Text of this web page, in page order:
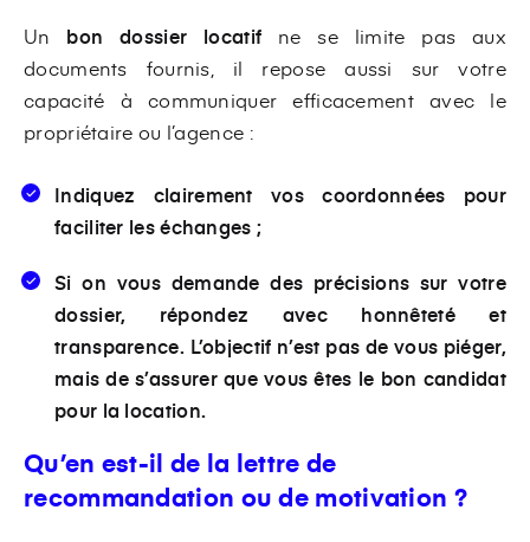
Un bon dossier locatif ne se limite pas aux
documents fournis, il repose aussi sur votre
capacité à communiquer efficacement avec le
propriétaire ou l’agence :
Indiquez clairement vos coordonnées pour
faciliter les échanges ;
Si on vous demande des précisions sur votre
dossier, répondez avec honnêteté et
transparence. L’objectif n’est pas de vous piéger,
mais de s’assurer que vous êtes le bon candidat
pour la location.
Qu’en est-il de la lettre de
recommandation ou de motivation ?